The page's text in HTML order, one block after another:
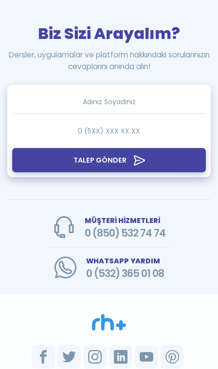
TALEP GÖNDER
Biz Sizi Arayalım?
Dersler, uygulamalar ve platform hakkındaki sorularınızın
cevaplarını anında alın!
MÜŞTERİ HİZMETLERİ
0 (850) 532 74 74
WHATSAPP YARDIM
0 (532) 365 01 08